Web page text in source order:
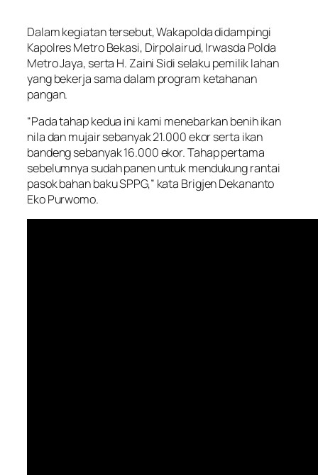
Dalam kegiatan tersebut, Wakapolda didampingi
Kapolres Metro Bekasi, Dirpolairud, Irwasda Polda
Metro Jaya, serta H. Zaini Sidi selaku pemilik lahan
yang bekerja sama dalam program ketahanan
pangan.
“Pada tahap kedua ini kami menebarkan benih ikan
nila dan mujair sebanyak 21.000 ekor serta ikan
bandeng sebanyak 16.000 ekor. Tahap pertama
sebelumnya sudah panen untuk mendukung rantai
pasok bahan baku SPPG,” kata Brigjen Dekananto
Eko Purwomo.